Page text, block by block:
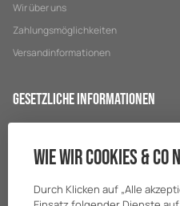
Wir über uns
Zahlungsmöglichkeiten
Versandinformationen
Gesetzliche Informationen
Impressum
Wie wir Cookies & Co
Durch Klicken auf „Alle